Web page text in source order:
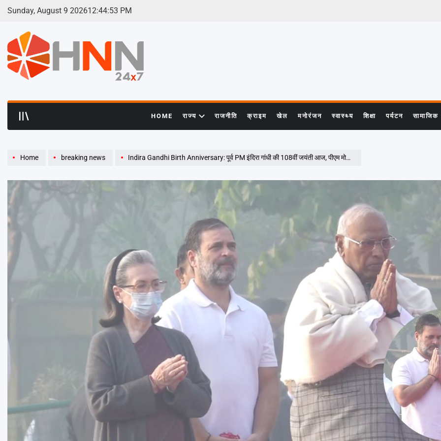
Skip
Sunday, August 9 202612:44:54 PM
HOME राज्य राजनीति क्राइम खेल मनोरंजन स्वास्थ्य शिक्षा पर्यटन सामाजिक
Home breaking news Indira Gandhi Birth Anniversary: पूर्व PM इंदिरा गांधी की 108वीं जयंती आज, पीएम मोदी- कांग्रेस नेताओं ने दी श्रद्धांजलि